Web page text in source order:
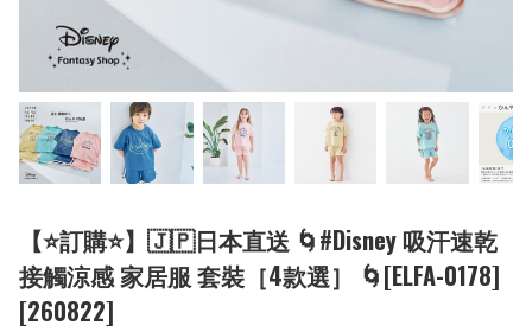
【⭐訂購⭐】🇯🇵日本直送 🌀#Disney 吸汗速乾
接觸涼感 家居服 套裝［4款選］ 🌀[ELFA-0178]
[260822]